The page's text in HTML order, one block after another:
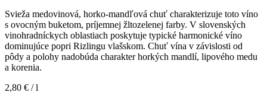
Svieža medovinová, horko-mandľová chuť charakterizuje toto víno
s ovocným buketom, príjemnej žltozelenej farby. V slovenských
vinohradníckych oblastiach poskytuje typické harmonické víno
dominujúce popri Rizlingu vlašskom. Chuť vína v závislosti od
pôdy a polohy nadobúda charakter horkých mandlí, lipového medu
a korenia.
2,80 € / l